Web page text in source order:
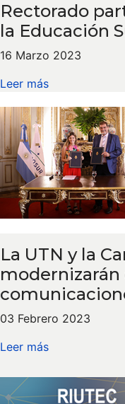
Rectorado
la Educación
16 Marzo 2023
Leer más
La UTN y la
03 Febrero 2023
Leer más